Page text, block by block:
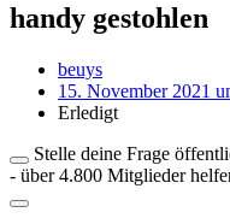
handy gestohlen
beuys
15. November 2021
Erledigt
Stelle deine Frage
- über 4.800 Mitglieder